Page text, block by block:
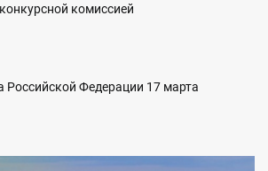
комиссией
Федерации 17 марта